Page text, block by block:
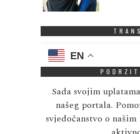
EN
Sada svojim
našeg portala.
svjedočanstvo o